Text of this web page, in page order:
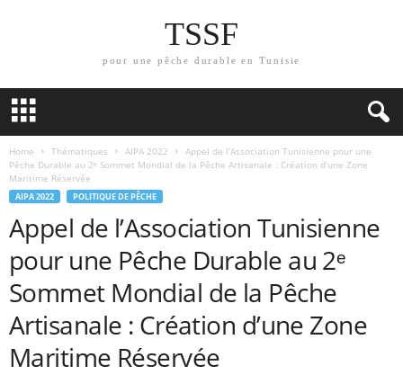
TSSF
pour une pêche durable en Tunisie
Home Thématiques AIPA 2022
Appel de l’Association Tunisienne pour une
Pêche Durable au 2ᵉ Sommet Mondial de la Pêche Artisanale : Création d’une Zone
Maritime Réservée
AIPA 2022 POLITIQUE DE PÊCHE
Appel de l’Association Tunisienne
pour une Pêche Durable au 2ᵉ
Sommet Mondial de la Pêche
Artisanale : Création d’une Zone
Maritime Réservée